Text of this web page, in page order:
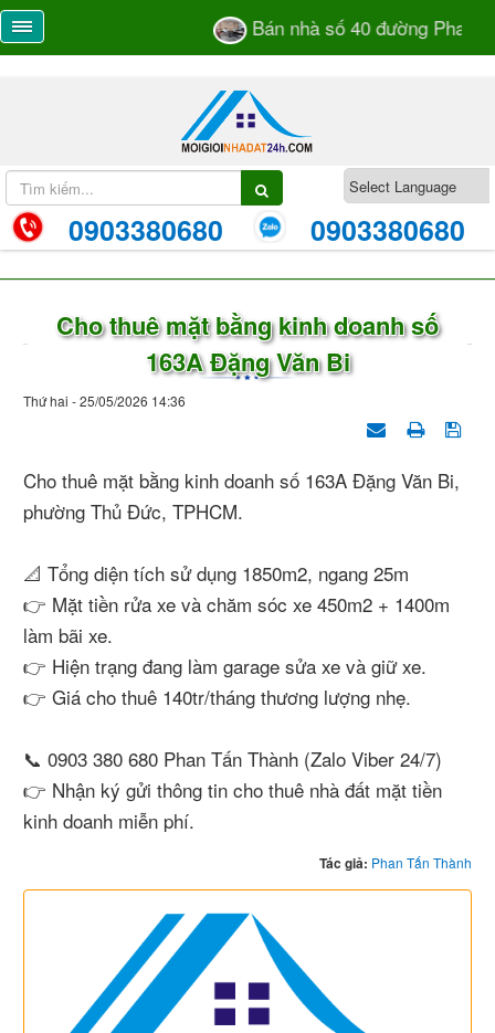
Bán nhà số 40 đường Phan
0903380680 0903380680
Cho thuê mặt bằng kinh doanh số
163A Đặng Văn Bi
Thứ hai - 25/05/2026 14:36
Cho thuê mặt bằng kinh doanh số 163A Đặng Văn Bi,
phường Thủ Đức, TPHCM.
📐 Tổng diện tích sử dụng 1850m2, ngang 25m
👉 Mặt tiền rửa xe và chăm sóc xe 450m2 + 1400m
làm bãi xe.
👉 Hiện trạng đang làm garage sửa xe và giữ xe.
👉 Giá cho thuê 140tr/tháng thương lượng nhẹ.
📞 0903 380 680 Phan Tấn Thành (Zalo Viber 24/7)
👉 Nhận ký gửi thông tin cho thuê nhà đất mặt tiền
kinh doanh miễn phí.
Tác giả: Phan Tấn Thành